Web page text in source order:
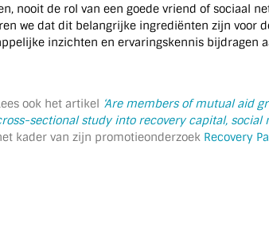
nooit de rol van een goede vriend of sociaal
we dat dit belangrijke ingrediënten zijn voor
inzichten en ervaringskennis bijdragen
ook het artikel ‘Are members of mutual aid
sectional study into recovery capital, social
kader van zijn promotieonderzoek Recovery